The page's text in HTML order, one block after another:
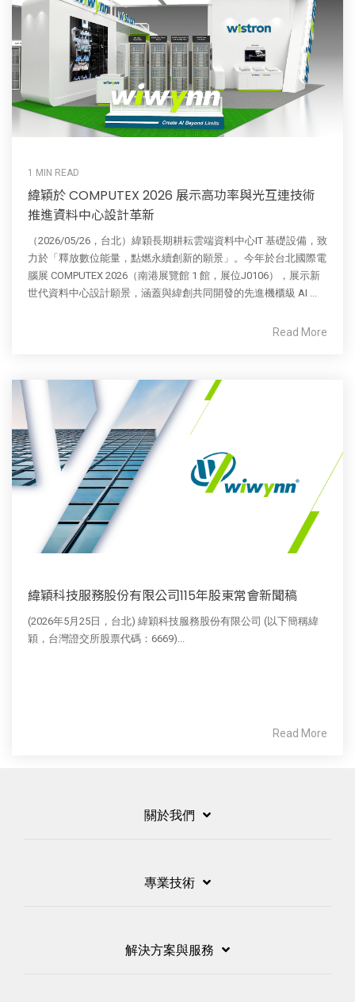
1 MIN READ
緯穎於 COMPUTEX 2026 展示高功率與光互連技術
推進資料中心設計革新
（2026/05/26，台北）緯穎長期耕耘雲端資料中心IT 基礎設備，致
力於「釋放數位能量，點燃永續創新的願景」。今年於台北國際電
腦展 COMPUTEX 2026（南港展覽館 1 館，展位J0106），展示新
世代資料中心設計願景，涵蓋與緯創共同開發的先進機櫃級 AI ...
Read More
緯穎科技服務股份有限公司115年股東常會新聞稿
(2026年5月25日，台北) 緯穎科技服務股份有限公司 (以下簡稱緯
穎，台灣證交所股票代碼：6669)...
Read More
關於我們
專業技術
解決方案與服務